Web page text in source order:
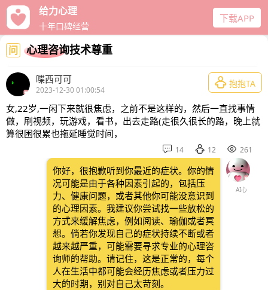
给力心理
十年口碑经营
下载APP
问 心理咨询技术尊重
喋西可可
2023-12-30 01:00:54
 抱抱TA
女,22岁,一闲下来就很焦虑，之前不是这样的，然后一直找事情
做，刷视频，玩游戏，看书，出去走路(走很久很长的路，晚上就
算很困很累也拖延睡觉时间，
 14  12  261
AI心
你好，很抱歉听到你最近的症状。你的情
况可能是由于各种因素引起的，包括压
力、健康问题，或者其他你可能没意识到
的心理因素。我建议你尝试找一些放松的
方式来缓解焦虑，例如阅读、瑜伽或者冥
想。倘若你发现自己的症状持续不断或者
越来越严重，可能需要寻求专业的心理咨
询师的帮助。请记住，这是正常的，每个
人在生活中都可能会经历焦虑或者压力过
大的时期，别对自己太苛刻。